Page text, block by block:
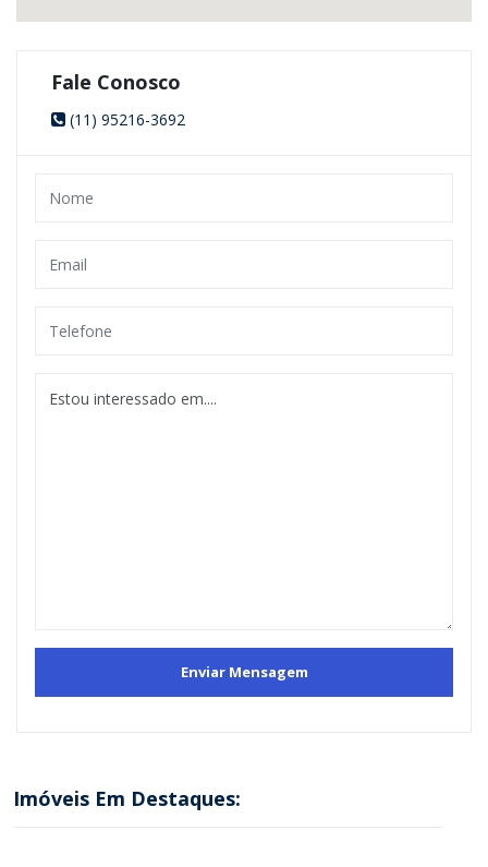
Fale Conosco
(11) 95216-3692
Imóveis Em Destaques: